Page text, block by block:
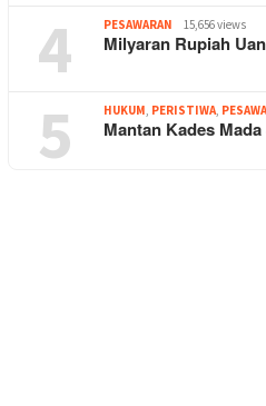
4 PESAWARAN 15,656 views
Milyaran Rupiah
5 HUKUM PERISTIWA
Mantan Kades